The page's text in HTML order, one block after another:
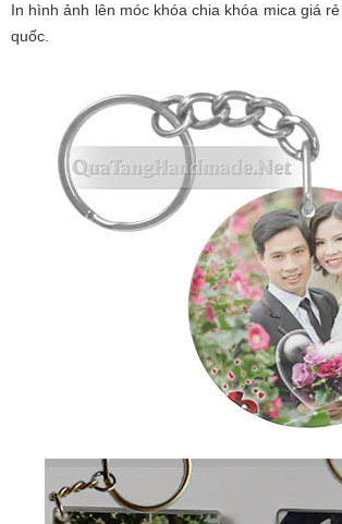
In hình ảnh lên móc khóa chia khóa mica giá
quốc.